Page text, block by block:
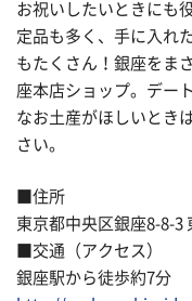
お祝いしたいときにも
定品も多く、手に入れ
もたくさん！銀座をま
座本店ショップ。デー
なお土産がほしいとき
さい。
■住所
東京都中央区銀座8-8-3
■交通（アクセス）
銀座駅から徒歩約7分